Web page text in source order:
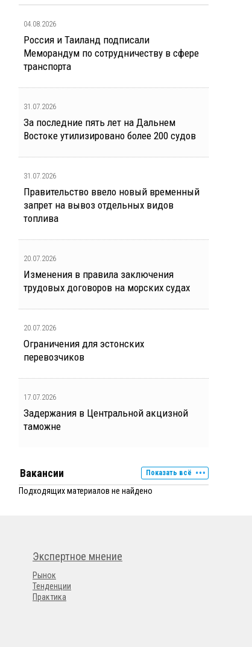
04.08.2026
Россия и Таиланд подписали
Меморандум по сотрудничеству в сфере
транспорта
31.07.2026
За последние пять лет на Дальнем
Востоке утилизировано более 200 судов
31.07.2026
Правительство ввело новый временный
запрет на вывоз отдельных видов
топлива
20.07.2026
Изменения в правила заключения
трудовых договоров на морских судах
20.07.2026
Ограничения для эстонских
перевозчиков
17.07.2026
Задержания в Центральной акцизной
таможне
Вакансии Показать всё
Подходящих материалов не найдено
Экспертное мнение
Рынок
Тенденции
Практика